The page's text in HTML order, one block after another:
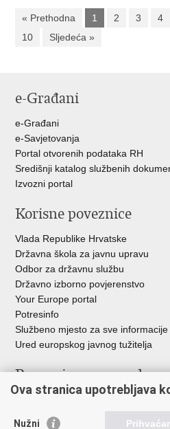
« Prethodna 1 2 3 4
10
Sljedeća »
e-Građani
e-Građani
e-Savjetovanja
Portal otvorenih podataka RH
Središnji katalog službenih
Izvozni portal
Korisne poveznice
Vlada Republike Hrvatske
Državna škola za javnu upravu
Odbor za državnu službu
Državno izborno povjerenstvo
Your Europe portal
Potresinfo
Službeno mjesto za sve
Ured europskog javnog tužitelja
Poveznice pravosudnog
Državno odvjetništvo
Ova stranica upotrebljava
Nužni